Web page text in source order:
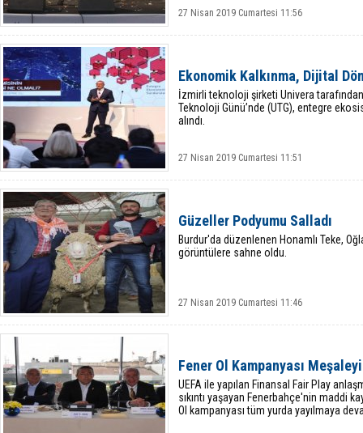
27 Nisan 2019 Cumartesi 11:56
Ekonomik Kalkınma, Dijital
İzmirli teknoloji şirketi Univera
Teknoloji Günü’nde (UTG), entegre
alındı.
27 Nisan 2019 Cumartesi 11:51
Güzeller Podyumu Salladı
Burdur'da düzenlenen Honamlı Teke,
görüntülere sahne oldu.
27 Nisan 2019 Cumartesi 11:46
Fener Ol Kampanyası
UEFA ile yapılan Finansal Fair Play
sıkıntı yaşayan Fenerbahçe'nin maddi
Ol kampanyası tüm yurda yayılmaya